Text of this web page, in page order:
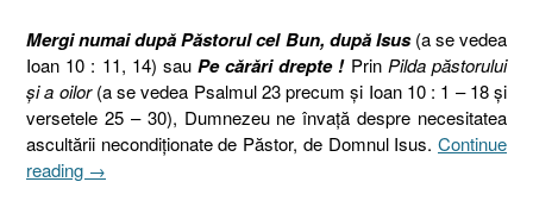
Mergi numai după Păstorul cel Bun, după Isus(a se vedea
Ioan 10 : 11, 14) sau Pe cărări drepte !Prin Pilda păstorului
și a oilor(a se vedea Psalmul 23 precum și Ioan 10 : 1 – 18 și
versetele 25 – 30), Dumnezeu ne învață despre necesitatea
ascultării necondiționate de Păstor, de Domnul Isus. Continue
reading „36
→